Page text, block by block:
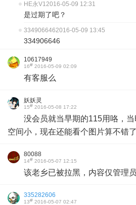
HE永V12016-05-09 12:31
是过期了吧？
3349066462016-05-09 13:45
334906646
10617949
16# 2016-05-09 02:09
有客服么
妖妖灵
15# 2016-05-08 17:22
没会员就当早期的115用咯，当
空间小，现在还能看个图片算不错了
80088
14# 2016-05-07 12:15
该老乡已被拉黑，内容仅管理员
335282606
13# 2016-05-07 02:47